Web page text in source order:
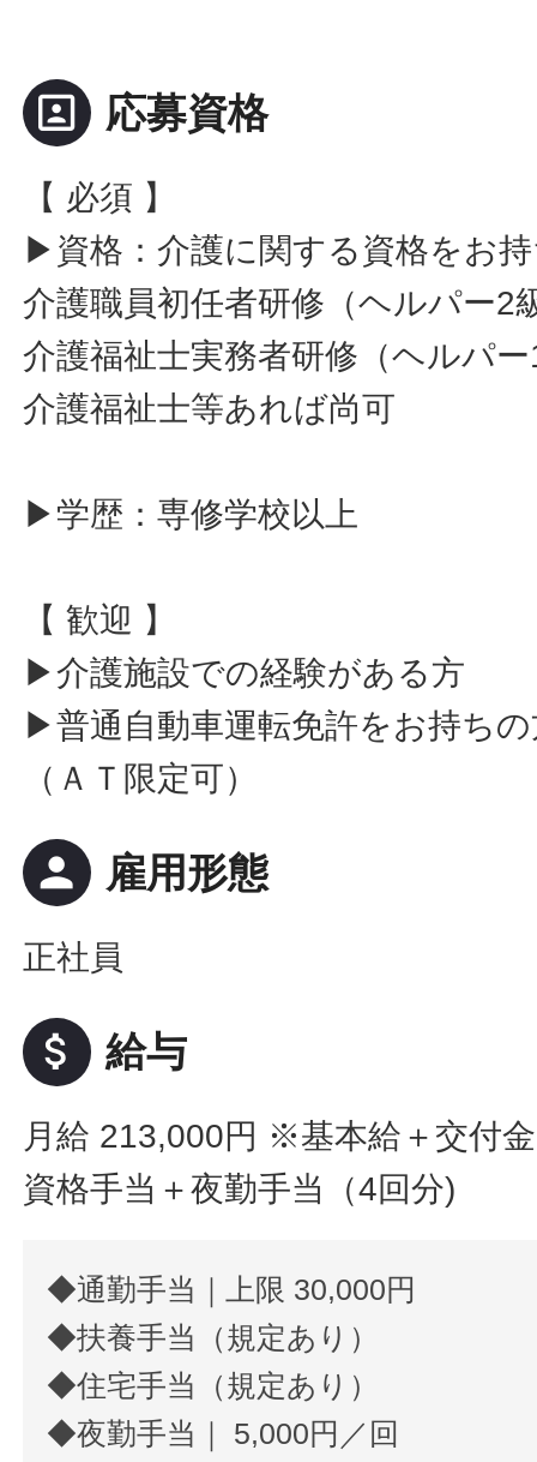
portrait 応募資格
【 必須 】
▶資格：介護に関する資格をお
介護職員初任者研修（ヘルパー2
介護福祉士実務者研修（ヘルパ
介護福祉士等あれば尚可
▶学歴：専修学校以上
【 歓迎 】
▶介護施設での経験がある方
▶普通自動車運転免許をお持ち
（ＡＴ限定可）
person 雇用形態
正社員
attach_money 給与
月給 213,000円 ※基本給＋交付
資格手当＋夜勤手当（4回分)
◆通勤手当｜上限 30,000円
◆扶養手当（規定あり）
◆住宅手当（規定あり）
◆夜勤手当｜ 5,000円／回